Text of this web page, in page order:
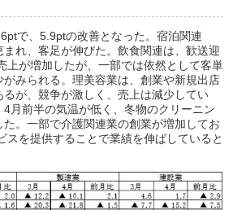
で、5.9ptの改善となった。宿泊関連
れ、客足が伸びた。飲食関連は、歓送迎
上が増加したが、一部では依然として客単
みられる。理美容業は、創業や新規出店
が、競争が激しく、売上は減少してい
月前半の気温が低く、冬物のクリーニン
。一部で介護関連業の創業が増加してお
スを提供することで業績を伸ばしていると